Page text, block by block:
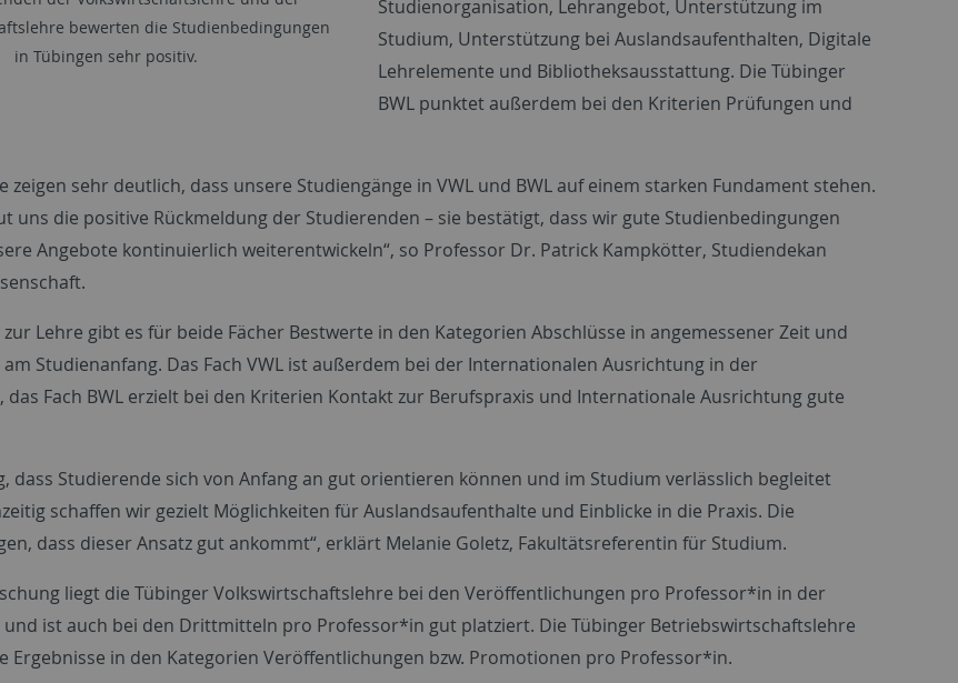
bewerten die Studienbedingungen
in Tübingen sehr positiv.
Studienorganisation, Lehrangebot, Unterstützung im
Studium, Unterstützung bei Auslandsaufenthalten, Digitale
Lehrelemente und Bibliotheksausstattung. Die Tübinger
BWL punktet außerdem bei den Kriterien Prüfungen und
zeigen sehr deutlich, dass unsere Studiengänge in VWL und BWL auf einem starken Fundament stehen.
uns die positive Rückmeldung der Studierenden – sie bestätigt, dass wir gute Studienbedingungen
Angebote kontinuierlich weiterentwickeln“, so Professor Dr. Patrick Kampkötter, Studiendekan
zur Lehre gibt es für beide Fächer Bestwerte in den Kategorien Abschlüsse in angemessener Zeit und
Studienanfang. Das Fach VWL ist außerdem bei der Internationalen Ausrichtung in der
das Fach BWL erzielt bei den Kriterien Kontakt zur Berufspraxis und Internationale Ausrichtung gute
dass Studierende sich von Anfang an gut orientieren können und im Studium verlässlich begleitet
schaffen wir gezielt Möglichkeiten für Auslandsaufenthalte und Einblicke in die Praxis. Die
dass dieser Ansatz gut ankommt“, erklärt Melanie Goletz, Fakultätsreferentin für Studium.
liegt die Tübinger Volkswirtschaftslehre bei den Veröffentlichungen pro Professor*in in der
und ist auch bei den Drittmitteln pro Professor*in gut platziert. Die Tübinger Betriebswirtschaftslehre
Ergebnisse in den Kategorien Veröffentlichungen bzw. Promotionen pro Professor*in.